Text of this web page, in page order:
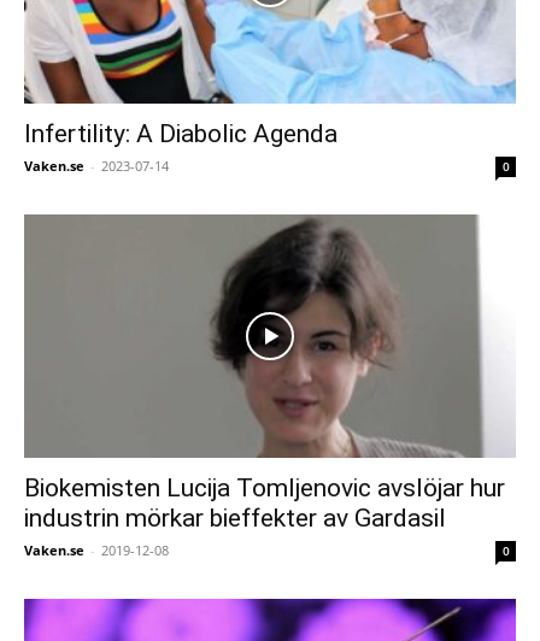
Infertility: A Diabolic Agenda
Vaken.se - 2023-07-14 0
Biokemisten Lucija Tomljenovic avslöjar hur
industrin mörkar bieffekter av Gardasil
Vaken.se - 2019-12-08 0